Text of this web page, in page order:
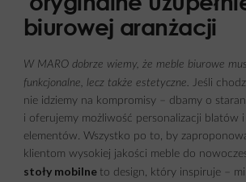
biurowej aranżacji
W MARO dobrze wiemy, że meble biurowe
funkcjonalne, lecz także estetyczne.
Jeśli
nie idziemy na kompromisy – dbamy o
i oferujemy możliwość personalizacji blatów
elementów. Wszystko po to, by
klientom wysokiej jakości meble do
stoły mobilne to design, który inspiruje –